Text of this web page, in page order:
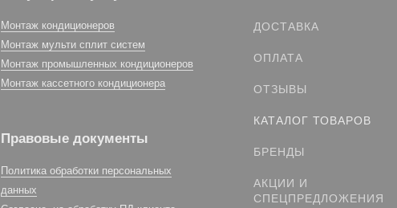
Монтаж кондиционеров
Монтаж мульти сплит систем
Монтаж промышленных кондиционеров
Монтаж кассетного кондиционера
Правовые документы
Политика обработки персональных
данных
ДОСТАВКА
ОПЛАТА
ОТЗЫВЫ
КАТАЛОГ ТОВАРОВ
БРЕНДЫ
АКЦИИ И
СПЕЦПРЕДЛОЖЕНИЯ